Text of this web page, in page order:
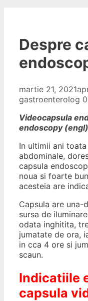
Despre
martie 21, 2021
gastroenterolog
Videocapsula
endoscopy (engl)
In ultimii ani
abdominale,
capsula
noua si foarte
acesteia are
Capsula are una-
sursa de
odata inghitita,
jumatate de ora,
in cca 4 ore si
scaun.
Indicatiile
capsula